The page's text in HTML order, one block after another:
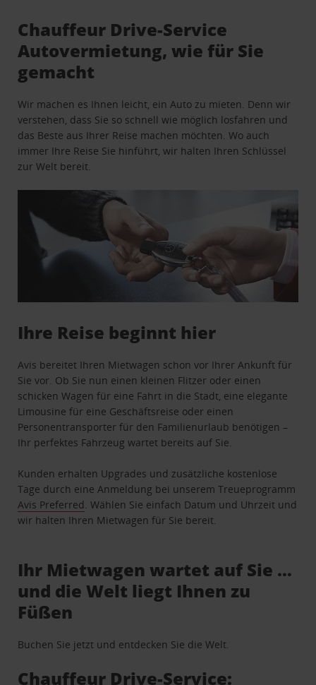
Chauffeur Drive-Service
Autovermietung, wie für Sie
gemacht
Wir machen es Ihnen leicht, ein Auto zu mieten. Denn wir
verstehen, dass Sie so schnell wie möglich losfahren und
das Beste aus Ihrer Reise machen möchten. Wo auch
immer Ihre Reise Sie hinführt, wir halten Ihren Schlüssel
zur Welt bereit.
Ihre Reise beginnt hier
Avis bereitet Ihren Mietwagen schon vor Ihrer Ankunft für
Sie vor. Ob Sie nun einen kleinen Flitzer oder einen
schicken Wagen für eine Fahrt in die Stadt, eine elegante
Limousine für eine Geschäftsreise oder einen
Personentransporter für den Familienurlaub benötigen –
Ihr perfektes Fahrzeug wartet bereits auf Sie.
Kunden erhalten Upgrades und zusätzliche kostenlose
Tage durch eine Anmeldung bei unserem Treueprogramm
Avis Preferred . Wählen Sie einfach Datum und Uhrzeit und
wir halten Ihren Mietwagen für Sie bereit.
Ihr Mietwagen wartet auf Sie …
und die Welt liegt Ihnen zu
Füßen
Buchen Sie jetzt und entdecken Sie die Welt.
Chauffeur Drive-Service: